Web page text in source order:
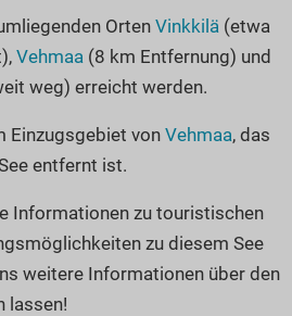
Seen
Orten Vinkkilä (etwa
Vehmaa (8 km Entfernung) und
weg) erreicht werden.
Einzugsgebiet von Vehmaa, das
entfernt ist.
Informationen zu touristischen
zu diesem See
weitere Informationen über den
lassen!